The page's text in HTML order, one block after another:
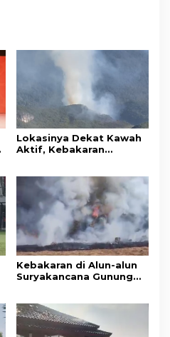
Lokasinya Dekat Kawah
Aktif, Kebakaran
Pangrango
Kebakaran di Alun-alun
Suryakancana Gunung
Masih Bersiaga